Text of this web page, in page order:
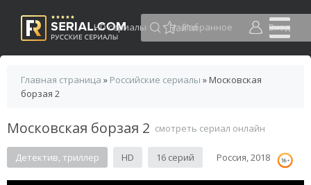
HD сериалы Избранное Вход
Главная страница » Российские сериалы » Московская
борзая 2
Московская борзая 2 смотреть сериал онлайн
Детектив, триллер HD 16 серий Россия, 2018